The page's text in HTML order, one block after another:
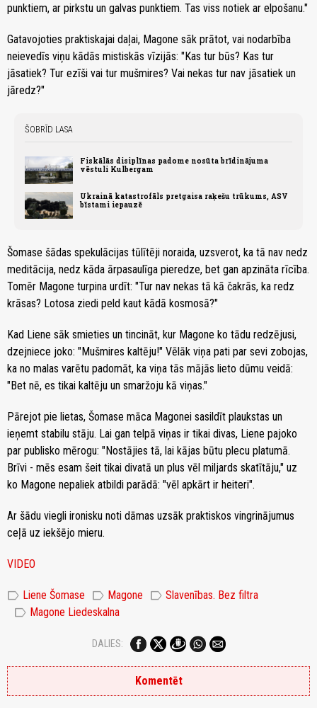
punktiem, ar pirkstu un galvas punktiem. Tas viss notiek ar elpošanu."
Gatavojoties praktiskajai daļai, Magone sāk prātot, vai nodarbība
neievedīs viņu kādās mistiskās vīzijās: "Kas tur būs? Kas tur
jāsatiek? Tur ezīši vai tur mušmires? Vai nekas tur nav jāsatiek un
jāredz?"
ŠOBRĪD LASA
Fiskālās disiplīnas padome nosūta brīdinājuma
vēstuli Kulbergam
Ukrainā katastrofāls pretgaisa raķešu trūkums, ASV
bīstami iepauzē
Šomase šādas spekulācijas tūlītēji noraida, uzsverot, ka tā nav nedz
meditācija, nedz kāda ārpasaulīga pieredze, bet gan apzināta rīcība.
Tomēr Magone turpina urdīt: "Tur nav nekas tā kā čakrās, ka redz
krāsas? Lotosa ziedi peld kaut kādā kosmosā?"
Kad Liene sāk smieties un tincināt, kur Magone ko tādu redzējusi,
dzejniece joko: "Mušmires kaltēju!" Vēlāk viņa pati par sevi zobojas,
ka no malas varētu padomāt, ka viņa tās mājās lieto dūmu veidā:
"Bet nē, es tikai kaltēju un smaržoju kā viņas."
Pārejot pie lietas, Šomase māca Magonei sasildīt plaukstas un
ieņemt stabilu stāju. Lai gan telpā viņas ir tikai divas, Liene pajoko
par publisko mērogu: "Nostājies tā, lai kājas būtu plecu platumā.
Brīvi - mēs esam šeit tikai divatā un plus vēl miljards skatītāju," uz
ko Magone nepaliek atbildi parādā: "vēl apkārt ir heiteri".
Ar šādu viegli ironisku noti dāmas uzsāk praktiskos vingrinājumus
ceļā uz iekšējo mieru.
VIDEO
label Liene Šomase label Magone label Slavenības. Bez filtra
label Magone Liedeskalna
DALIES:
Komentēt